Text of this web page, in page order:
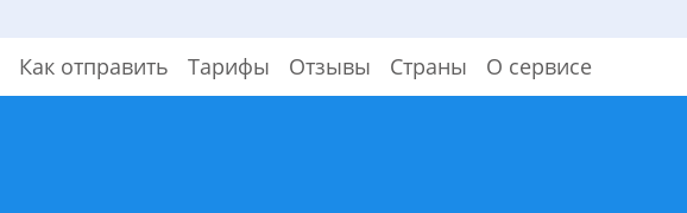
Как отправить Тарифы Отзывы Страны О сервисе